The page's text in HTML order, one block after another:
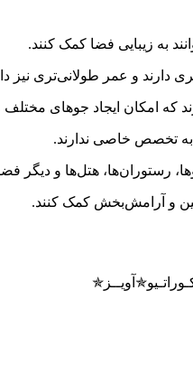
و آرامش‌بخش کمک کنند.